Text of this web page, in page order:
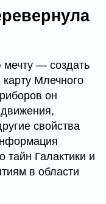
— создать
Млечного
он
свойства
тайн Галактики и
в области